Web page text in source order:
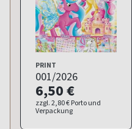
PRINT
001/2026
6,50 €
zzgl. 2,80 € Porto und
Verpackung